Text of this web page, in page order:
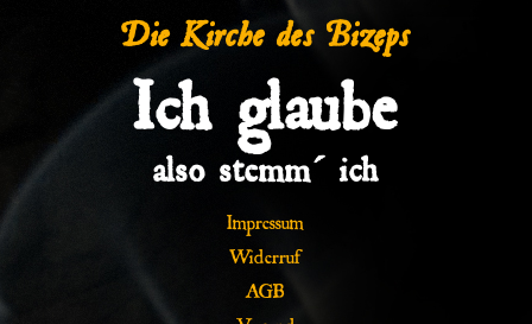
Die Kirche des Bizeps
Ich glaube
also stemm´ ich
Impressum
Widerruf
AGB
Versand